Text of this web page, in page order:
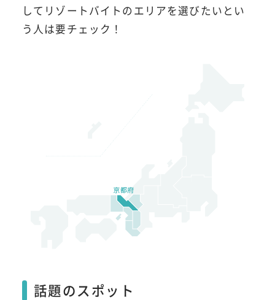
してリゾートバイトのエリアを選びたいとい
う人は要チェック！
話題のスポット